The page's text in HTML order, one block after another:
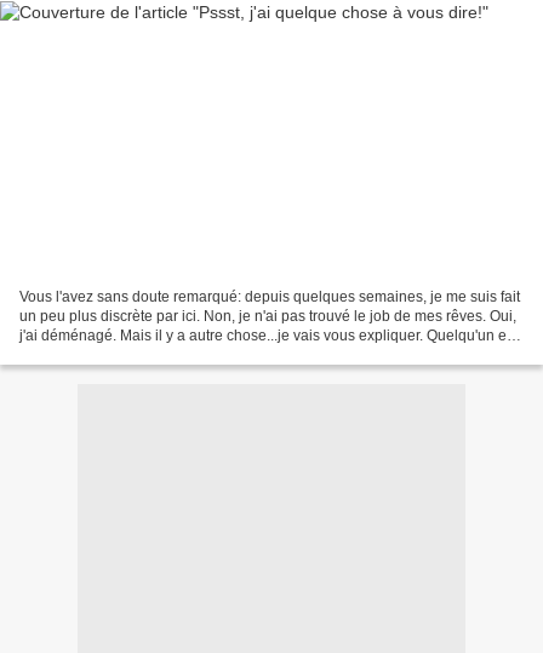
Vous l'avez sans doute remarqué: depuis quelques semaines, je me suis fait
un peu plus discrète par ici. Non, je n'ai pas trouvé le job de mes rêves. Oui,
j'ai déménagé. Mais il y a autre chose...je vais vous expliquer. Quelqu'un est